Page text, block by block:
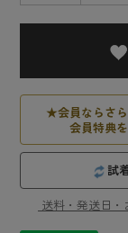
★会員ならさ
会員特典
試
送料・発送日